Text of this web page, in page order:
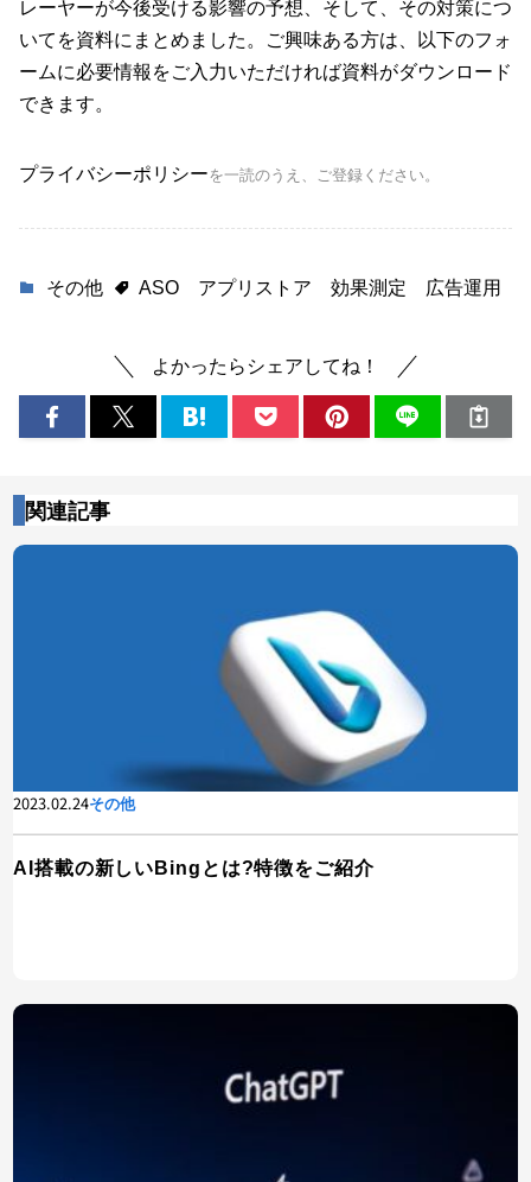
レーヤーが今後受ける影響の予想、そして、その対策につ
いてを資料にまとめました。ご興味ある方は、以下のフォ
ームに必要情報をご入力いただければ資料がダウンロード
できます。
プライバシーポリシーを一読のうえ、ご登録ください。
その他 ASO アプリストア 効果測定 広告運用
よかったらシェアしてね！
関連記事
2023.02.24その他
AI搭載の新しいBingとは?特徴をご紹介